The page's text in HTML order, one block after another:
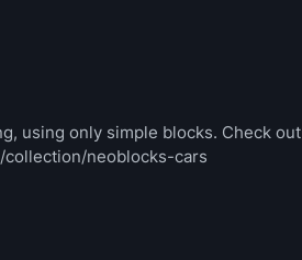
using only simple blocks. Check out
collection/neoblocks-cars